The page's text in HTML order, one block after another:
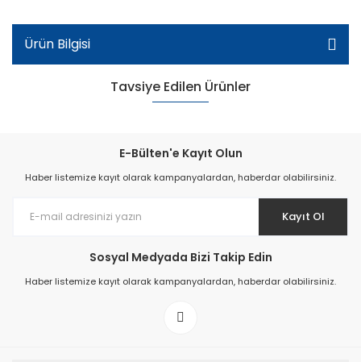
Ürün Bilgisi
Tavsiye Edilen Ürünler
112-T Desenli Model Kadın Terlik - Bordo
E-Bülten'e Kayıt Olun
Haber listemize kayıt olarak kampanyalardan, haberdar olabilirsiniz.
Kayıt Ol
Sosyal Medyada Bizi Takip Edin
Haber listemize kayıt olarak kampanyalardan, haberdar olabilirsiniz.